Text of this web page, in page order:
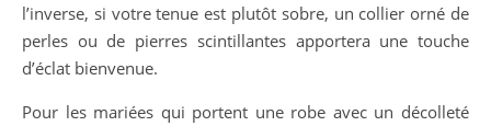
l’inverse, si votre tenue est plutôt sobre, un collier orné de
perles ou de pierres scintillantes apportera une touche
d’éclat bienvenue.
Pour les mariées qui portent une robe avec un décolleté